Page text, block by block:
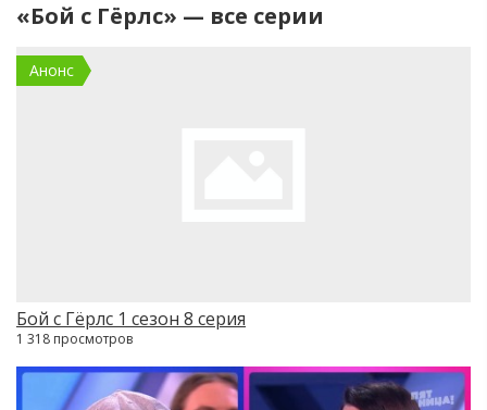
«Бой с Гёрлс» — все серии
Анонс
Бой с Гёрлс 1 сезон 8 серия
1 318 просмотров